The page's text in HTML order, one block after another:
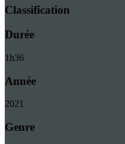
Classification
Durée
1h36
Année
2021
Genre